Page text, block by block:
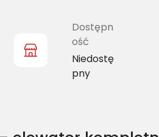
Dostępn
ość
Niedostę
pny